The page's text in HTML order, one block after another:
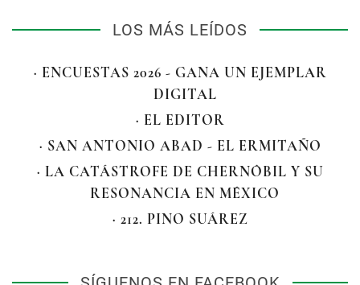
LOS MÁS LEÍDOS
· ENCUESTAS 2026 - GANA UN EJEMPLAR
DIGITAL
· EL EDITOR
· SAN ANTONIO ABAD - EL ERMITAÑO
· LA CATÁSTROFE DE CHERNÓBIL Y SU
RESONANCIA EN MÉXICO
· 212. PINO SUÁREZ